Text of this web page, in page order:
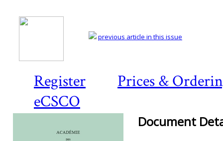
Register
Prices &
eCSCO
previous article in this issue
Document